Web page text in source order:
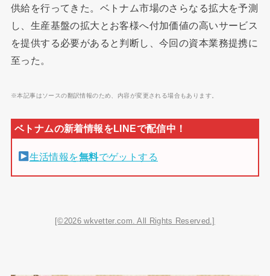
供給を行ってきた。ベトナム市場のさらなる拡大を予測
し、生産基盤の拡大とお客様へ付加価値の高いサービス
を提供する必要があると判断し、今回の資本業務提携に
至った。
※本記事はソースの翻訳情報のため、内容が変更される場合もあります。
生活情報を無料でゲットする
[©2026 wkvetter.com. All Rights Reserved.]